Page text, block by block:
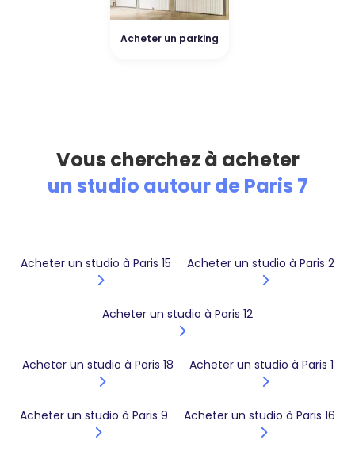
Acheter un parking
Vous cherchez à acheter
un studio autour de Paris 7
Acheter un studio à Paris 15 Acheter un studio à Paris 2
Acheter un studio à Paris 12
Acheter un studio à Paris 18 Acheter un studio à Paris 1
Acheter un studio à Paris 9 Acheter un studio à Paris 16